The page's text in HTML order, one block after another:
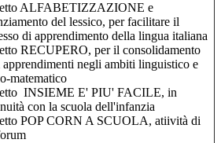
ALFABETIZZAZIONE e
del lessico, per facilitare il
di apprendimento della lingua italiana
RECUPERO, per il consolidamento
apprendimenti negli ambiti linguistico e
matematico
INSIEME E' PIU' FACILE, in
con la scuola dell'infanzia
POP CORN A SCUOLA, atiività di